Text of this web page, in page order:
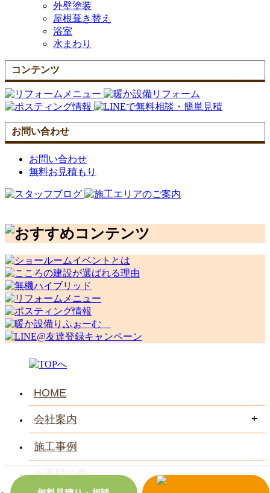
外壁塗装
屋根葺き替え
浴室
水まわり
コンテンツ
お問い合わせ
お問い合わせ
無料お見積もり
HOME
会社案内
施工事例
お客様の声